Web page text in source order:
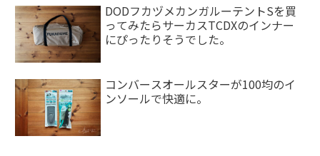
DODフカヅメカンガルーテントSを買
ってみたらサーカスTCDXのインナー
にぴったりそうでした。
コンバースオールスターが100均のイ
ンソールで快適に。